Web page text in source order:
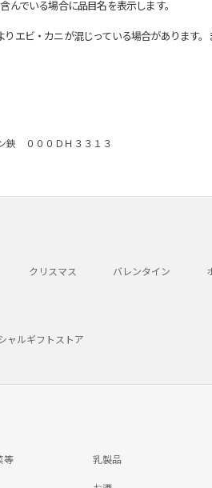
でいる場合に品目名を表示します。
ビ・カニが混じっている場合があります
鋏 ０００ＤＨ３３１３
クリスマス バレンタイン
ャルギフトストア
等 乳製品